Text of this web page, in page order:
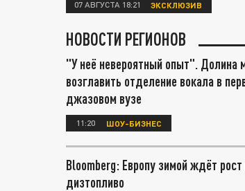
07 АВГУСТА 18:21 ЭКСКЛЮЗИВ
НОВОСТИ РЕГИОНОВ
"У неё невероятный опыт". Долина
возглавить отделение вокала в
джазовом вузе
11:20 ШОУ-БИЗНЕС
Bloomberg: Европу зимой ждёт рост
дизтопливо